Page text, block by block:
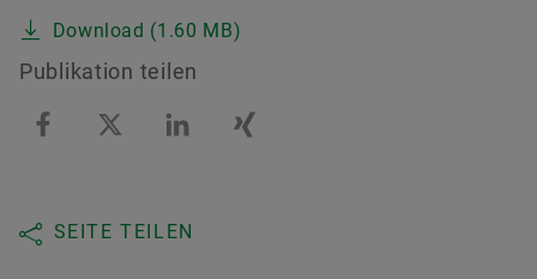
Download (1.60 MB)
Publikation teilen
SEITE TEILEN